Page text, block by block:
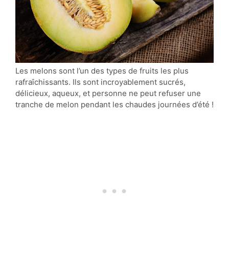
Les melons sont l’un des types de fruits les plus
rafraîchissants. Ils sont incroyablement sucrés,
délicieux, aqueux, et personne ne peut refuser une
tranche de melon pendant les chaudes journées d’été !